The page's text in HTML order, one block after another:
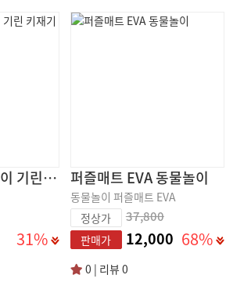
키재기 자 / 어린이 기린 키재기자
31%
퍼즐매트 EVA 동물놀이
동물놀이 퍼즐매트 EVA
정상가
37,800
판매가 12,000 68%
0 | 리뷰 0